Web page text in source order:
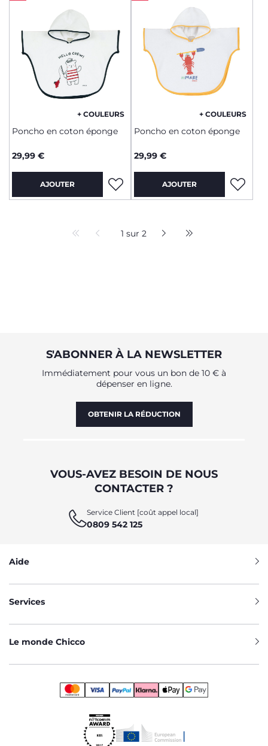
+ COULEURS
Poncho en coton éponge
29,99 €
AJOUTER
+ COULEURS
Poncho en coton éponge
29,99 €
AJOUTER
1 sur 2
S'ABONNER À LA NEWSLETTER
Immédiatement pour vous un bon de 10 € à
dépenser en ligne.
OBTENIR LA RÉDUCTION
VOUS-AVEZ BESOIN DE NOUS
CONTACTER ?
Service Client [coût appel local]
0809 542 125
Aide
Services
Le monde Chicco